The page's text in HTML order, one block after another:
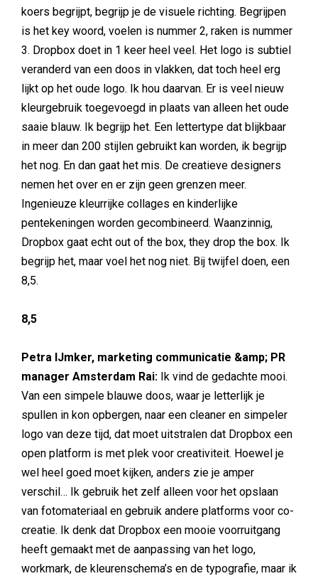
koers begrijpt, begrijp je de visuele richting. Begrijpen
is het key woord, voelen is nummer 2, raken is nummer
3. Dropbox doet in 1 keer heel veel. Het logo is subtiel
veranderd van een doos in vlakken, dat toch heel erg
lijkt op het oude logo. Ik hou daarvan. Er is veel nieuw
kleurgebruik toegevoegd in plaats van alleen het oude
saaie blauw. Ik begrijp het. Een lettertype dat blijkbaar
in meer dan 200 stijlen gebruikt kan worden, ik begrijp
het nog. En dan gaat het mis. De creatieve designers
nemen het over en er zijn geen grenzen meer.
Ingenieuze kleurrijke collages en kinderlijke
pentekeningen worden gecombineerd. Waanzinnig,
Dropbox gaat echt out of the box, they drop the box. Ik
begrijp het, maar voel het nog niet. Bij twijfel doen, een
8,5.
8,5
Petra IJmker, marketing communicatie &amp; PR
manager Amsterdam Rai: Ik vind de gedachte mooi.
Van een simpele blauwe doos, waar je letterlijk je
spullen in kon opbergen, naar een cleaner en simpeler
logo van deze tijd, dat moet uitstralen dat Dropbox een
open platform is met plek voor creativiteit. Hoewel je
wel heel goed moet kijken, anders zie je amper
verschil… Ik gebruik het zelf alleen voor het opslaan
van fotomateriaal en gebruik andere platforms voor co-
creatie. Ik denk dat Dropbox een mooie voorruitgang
heeft gemaakt met de aanpassing van het logo,
workmark, de kleurenschema’s en de typografie, maar ik